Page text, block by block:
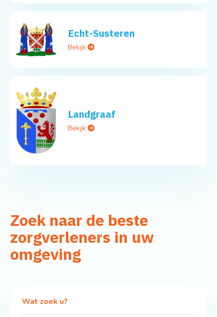
Echt-Susteren
Bekijk
Landgraaf
Bekijk
Zoek naar de beste
zorgverleners in uw
omgeving
Wat zoek u?